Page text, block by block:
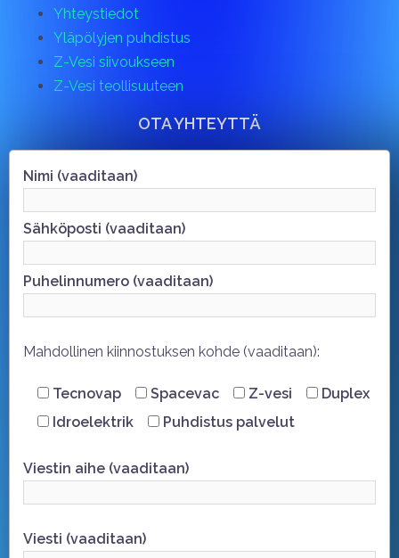
Yhteystiedot
Yläpölyjen puhdistus
Z-Vesi siivoukseen
Z-Vesi teollisuuteen
OTA YHTEYTTÄ
Nimi (vaaditaan)
Sähköposti (vaaditaan)
Puhelinnumero (vaaditaan)
Mahdollinen kiinnostuksen kohde (vaaditaan):
Tecnovap Spacevac Z-vesi
Duplex
Idroelektrik
Puhdistus palvelut
Viestin aihe (vaaditaan)
Viesti (vaaditaan)